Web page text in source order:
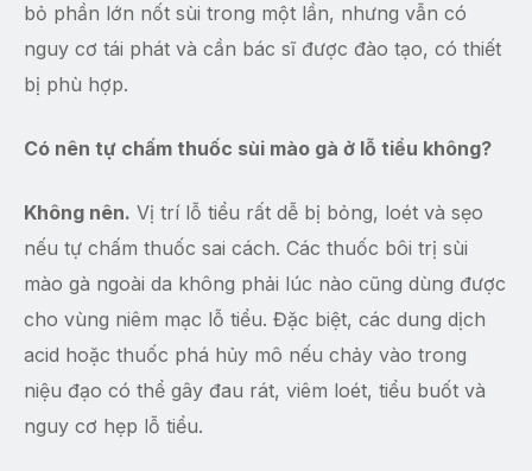
bỏ phần lớn nốt sùi trong một lần, nhưng vẫn có
nguy cơ tái phát và cần bác sĩ được đào tạo, có thiết
bị phù hợp.
Có nên tự chấm thuốc sùi mào gà ở lỗ tiểu không?
Không nên. Vị trí lỗ tiểu rất dễ bị bỏng, loét và sẹo
nếu tự chấm thuốc sai cách. Các thuốc bôi trị sùi
mào gà ngoài da không phải lúc nào cũng dùng được
cho vùng niêm mạc lỗ tiểu. Đặc biệt, các dung dịch
acid hoặc thuốc phá hủy mô nếu chảy vào trong
niệu đạo có thể gây đau rát, viêm loét, tiểu buốt và
nguy cơ hẹp lỗ tiểu.